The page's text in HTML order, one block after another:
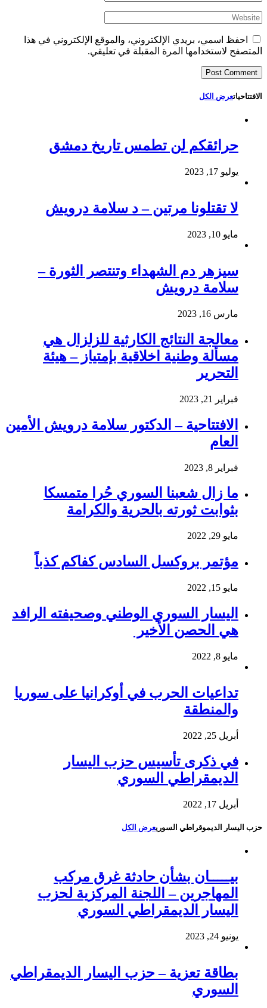
احفظ اسمي، بريدي الإلكتروني، والموقع الإلكتروني في هذا
المتصفح لاستخدامها المرة المقبلة في تعليقي.
الافتتاحياتعرض الكل
حرائقكم لن تطمس تاريخ دمشق
يوليو 17, 2023
لا تقتلونا مرتين – د سلامة درويش
مايو 10, 2023
سيزهر دم الشهداء وتنتصر الثورة –
سلامة درويش
مارس 16, 2023
معالجة النتائج الكارثية للزلزال هي
مسألة وطنية اخلاقية بإمتياز – هيئة
التحرير
فبراير 21, 2023
الافتتاحية – الدكتور سلامة درويش الأمين
العام
فبراير 8, 2023
ما زال شعبنا السوري حُرا متمسكا
بثوابت ثورته بالحرية والكرامة
مايو 29, 2022
مؤتمر بروكسل السادس كفاكم كذباً
مايو 15, 2022
اليسار السوري الوطني وصحيفته الرافد
هي الحصن الأخير
مايو 8, 2022
تداعيات الحرب في أوكرانيا على سوريا
والمنطقة
أبريل 25, 2022
في ذكرى تأسيس حزب اليسار
الديمقراطي السوري
أبريل 17, 2022
حزب اليسار الديموقراطي السوريعرض الكل
بيـــــان بشأن حادثة غرق مركب
المهاجرين – اللجنة المركزية لحزب
اليسار الديمقراطي السوري
يونيو 24, 2023
بطاقة تعزية – حزب اليسار الديمقراطي
السوري